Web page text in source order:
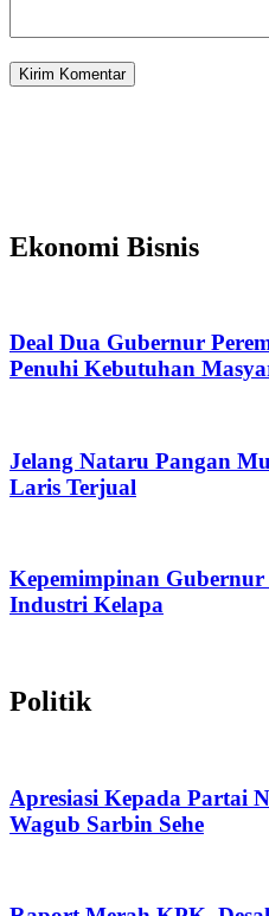
Ekonomi Bisnis
Deal Dua Gubernur
Penuhi Kebutuhan
Jelang Nataru Pangan
Laris Terjual
Kepemimpinan
Industri Kelapa
Politik
Apresiasi Kepada Partai
Wagub Sarbin Sehe